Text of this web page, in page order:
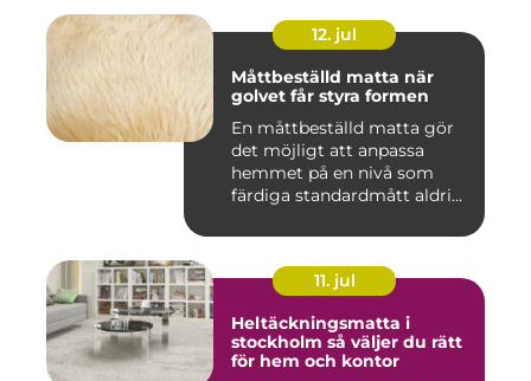
12. jul
Måttbeställd matta när
golvet får styra formen
En måttbeställd matta gör
det möjligt att anpassa
hemmet på en nivå som
färdiga standardmått aldrig
11. jul
Heltäckningsmatta i
stockholm så väljer du rätt
för hem och kontor